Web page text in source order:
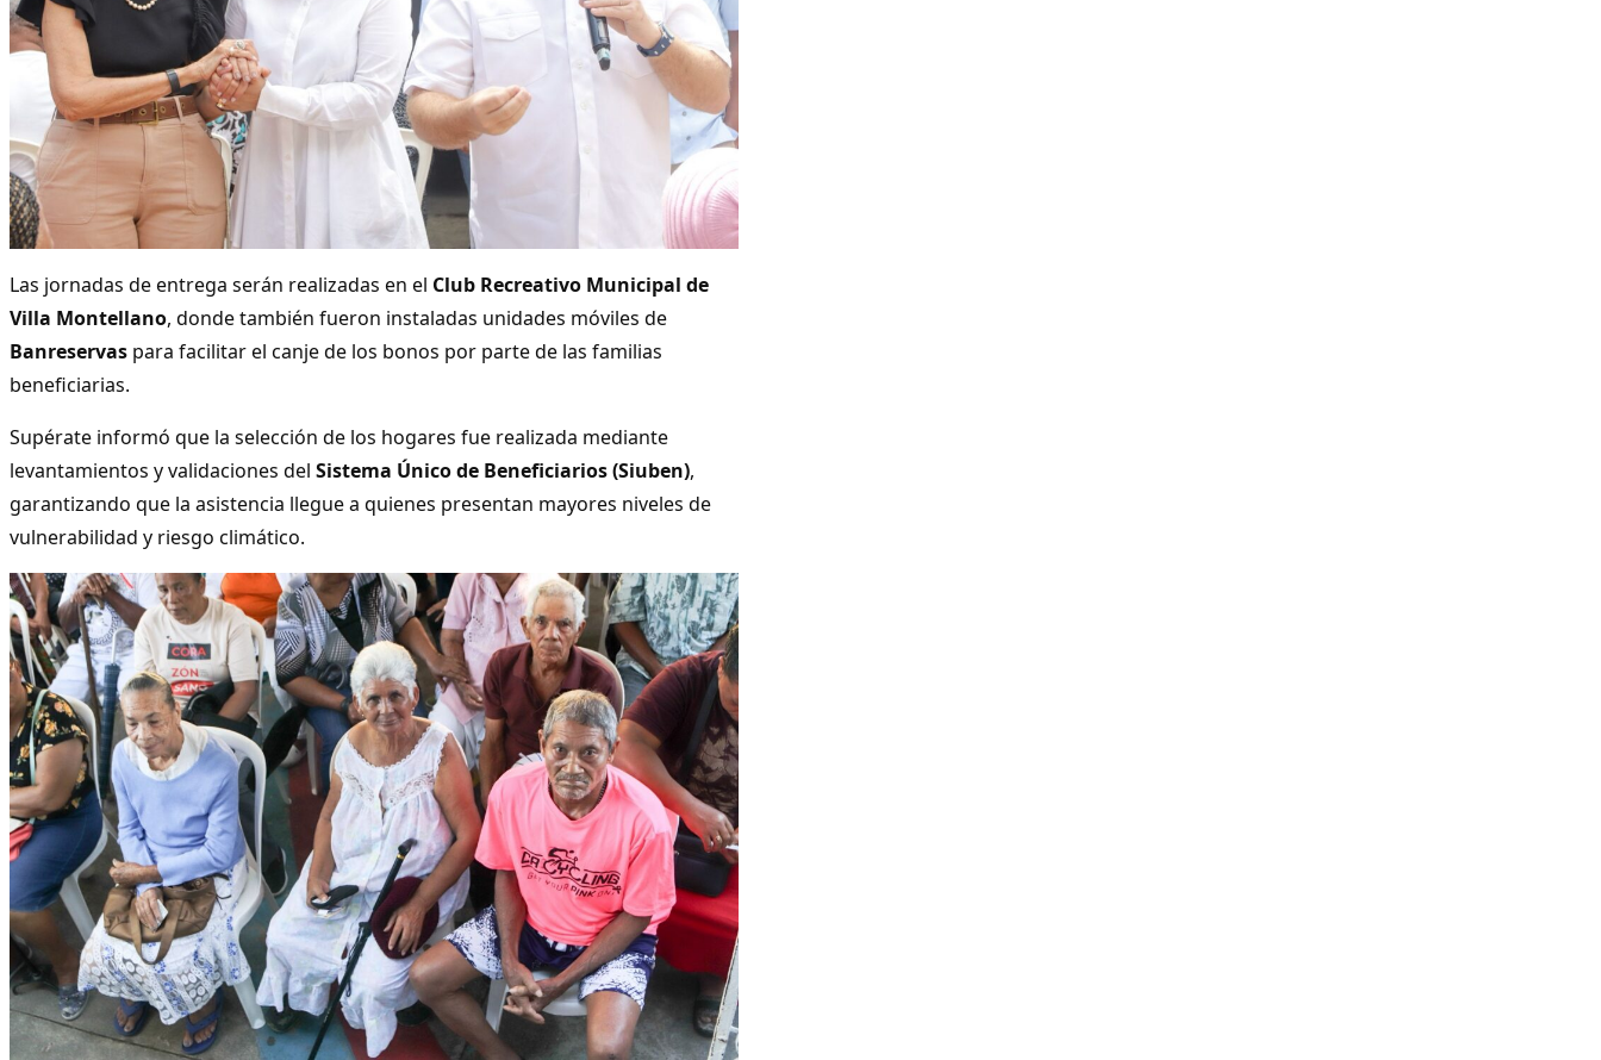
Las jornadas de entrega serán realizadas en el Club Recreativo Municipal de
Villa Montellano, donde también fueron instaladas unidades móviles de
Banreservas para facilitar el canje de los bonos por parte de las familias
beneficiarias.
Supérate informó que la selección de los hogares fue realizada mediante
levantamientos y validaciones del Sistema Único de Beneficiarios (Siuben),
garantizando que la asistencia llegue a quienes presentan mayores niveles de
vulnerabilidad y riesgo climático.